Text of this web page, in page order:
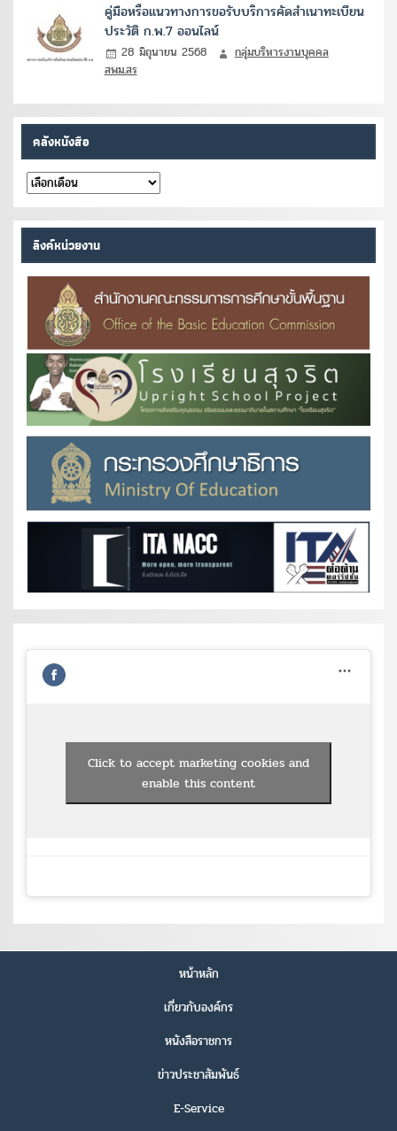
คู่มือหรือแนวทางการขอรับบริการคัดสำเนาทะเบียน
ประวัติ ก.พ.7 ออนไลน์
28 มิถุนายน 2568
กลุ่มบริหารงานบุคคล
สพม.สร
คลังหนังสือ
คลัง
หนังสือ
ลิงค์หน่วยงาน
Click to accept marketing cookies and
enable this content
หน้าหลัก
เกี่ยวกับองค์กร
หนังสือราชการ
ข่าวประชาสัมพันธ์
E-Service